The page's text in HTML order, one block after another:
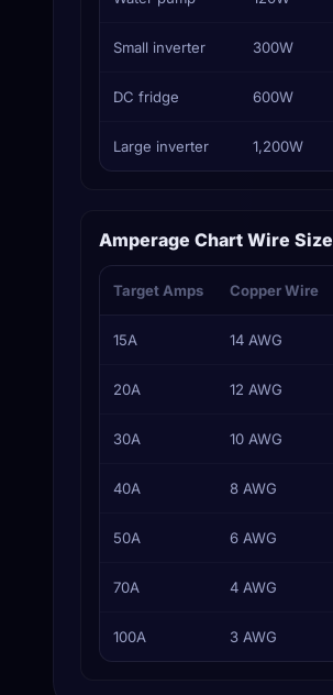
Small inverter 300W
DC fridge 600W
Large inverter 1,200W
Amperage Chart Wire Size
Target Amps Copper Wire
15A 14 AWG
20A 12 AWG
30A 10 AWG
40A 8 AWG
50A 6 AWG
70A 4 AWG
100A 3 AWG